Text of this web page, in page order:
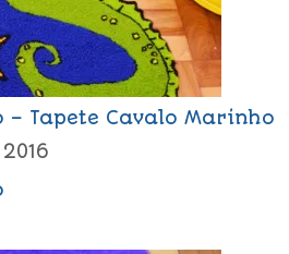
– Tapete Cavalo Marinho